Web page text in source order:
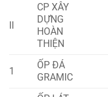
II
CP XÂY
DỰNG
HOÀN
THIỆN
1
ỐP ĐÁ
GRAMIC